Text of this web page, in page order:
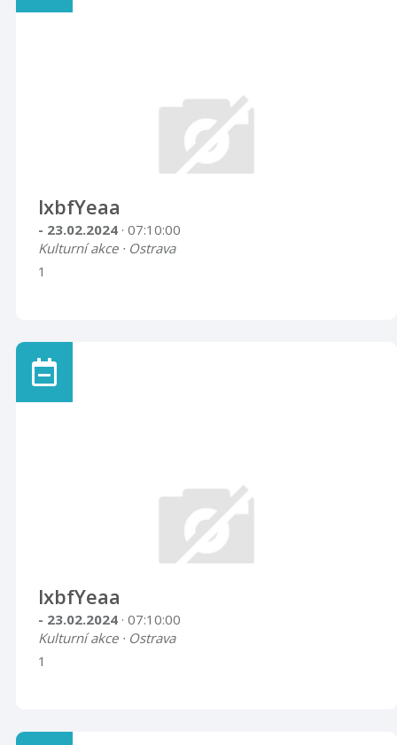
lxbfYeaa
- 23.02.2024 · 07:10:00
Kulturní akce · Ostrava
1
lxbfYeaa
- 23.02.2024 · 07:10:00
Kulturní akce · Ostrava
1